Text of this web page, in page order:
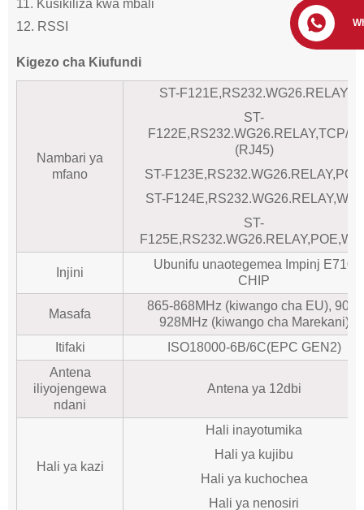
11. Kusikiliza kwa mbali
12. RSSI
Kigezo cha Kiufundi
Nambari ya
mfano
ST-F121E,RS232.WG26.RELAY
ST-
F122E,RS232.WG26.RELAY,TCP/IP
(RJ45)
ST-F123E,RS232.WG26.RELAY,POE
ST-F124E,RS232.WG26.RELAY,WIFI
ST-
Injini
Ubunifu unaotegemea Impinj E710
CHIP
Masafa
865-868MHz (kiwango cha EU), 902-
928MHz (kiwango cha Marekani)
Itifaki
ISO18000-6B/6C(EPC GEN2)
Antena
iliyojengewa
ndani
Antena ya 12dbi
Hali ya kazi
Hali inayotumika
Hali ya kujibu
Hali ya kuchochea
Hali ya nenosiri